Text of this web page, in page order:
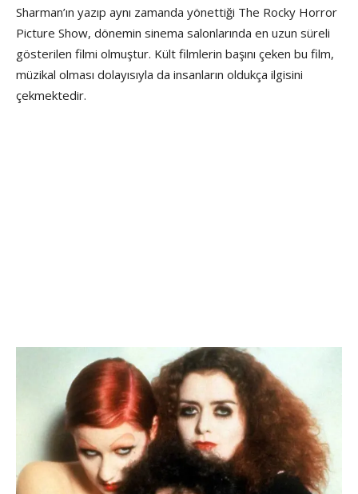
Sharman’ın yazıp aynı zamanda yönettiği The Rocky Horror
Picture Show, dönemin sinema salonlarında en uzun süreli
gösterilen filmi olmuştur. Kült filmlerin başını çeken bu film,
müzikal olması dolayısıyla da insanların oldukça ilgisini
çekmektedir.